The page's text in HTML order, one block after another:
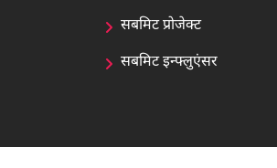
सबमिट प्रोजेक्ट
सबमिट इन्फ्लुएंसर